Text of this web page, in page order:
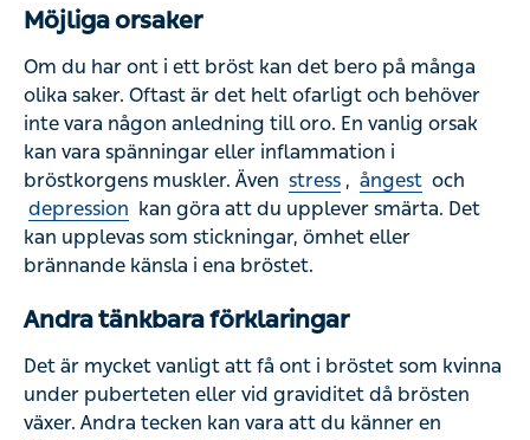
Möjliga orsaker
Om du har ont i ett bröst kan det bero på många olika
saker. Oftast är det helt ofarligt och behöver inte vara
någon anledning till oro. En vanlig orsak kan vara
spänningar eller inflammation i bröstkorgens muskler.
Ävenstress,ångest ochdepression
kan göra att du
upplever smärta. Det kan upplevas som stickningar,
ömhet eller brännande känsla i ena bröstet.
Andra tänkbara förklaringar
puberteten eller vid graviditet då brösten växer. Andra
tecken kan vara att du känner en förstorad ömmande knöl
i ena bröstet och armhålan. Detta beror oftast på